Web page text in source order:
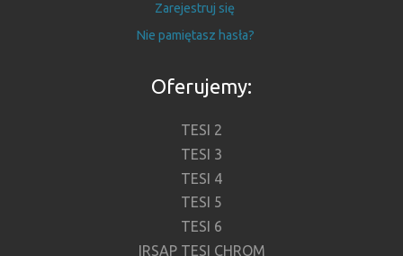
Zarejestruj się
Nie pamiętasz hasła?
Oferujemy:
TESI 2
TESI 3
TESI 4
TESI 5
TESI 6
IRSAP TESI CHROM